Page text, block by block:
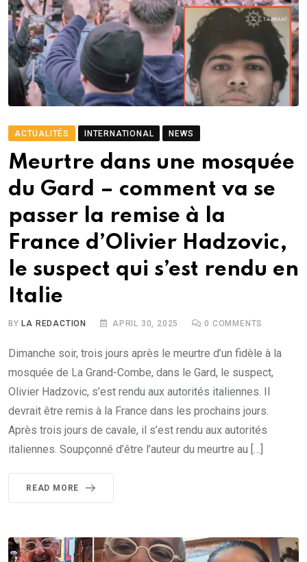
ACTUALITÉS INTERNATIONAL NEWS
Meurtre dans une mosquée
du Gard – comment va se
passer la remise à la
France d’Olivier Hadzovic,
le suspect qui s’est rendu en
Italie
BY LA REDACTION APRIL 30, 2025 0 COMMENTS
Dimanche soir, trois jours après le meurtre d’un fidèle à la
mosquée de La Grand-Combe, dans le Gard, le suspect,
Olivier Hadzovic, s’est rendu aux autorités italiennes. Il
devrait être remis à la France dans les prochains jours.
Après trois jours de cavale, il s’est rendu aux autorités
italiennes. Soupçonné d’être l’auteur du meurtre au […]
READ MORE